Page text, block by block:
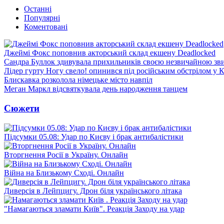
Останні
Популярні
Коментовані
Джеймі Фокс поповнив акторський склад екшену Deadlocked
Сандра Буллок здивувала прихильників своєю незвичайною
Лідер гурту Ногу свело! опинився під російським обстрілом у
Блискавка розколола німецьке місто навпіл
Меган Маркл відсвяткувала день народження танцем
Сюжети
Підсумки 05.08: Удар по Києву і брак антибалістики
Вторгнення Росії в Україну. Онлайн
Війна на Близькому Сході. Онлайн
Диверсія в Лейпцигу. Дрон біля українського літака
"Намагаються зламати Київ". Реакція Заходу на удар